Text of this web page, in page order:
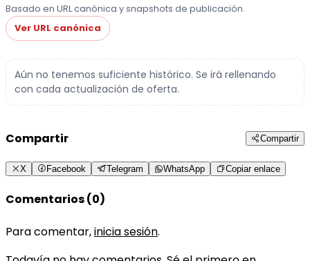
Basado en URL canónica y snapshots de publicación.
Ver URL canónica
Aún no tenemos suficiente histórico. Se irá rellenando
con cada actualización de oferta.
Compartir Compartir
X Facebook Telegram WhatsApp Copiar enlace
Comentarios (0)
Para comentar,inicia sesión.